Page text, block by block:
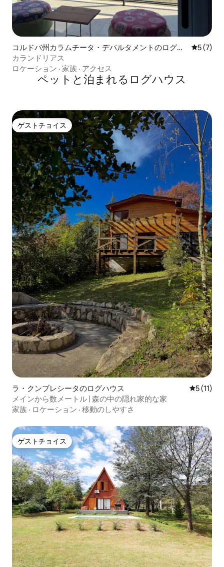
コルドバ州カラムチータ・デパルタメントのログハ
ウス
レビュー
5 (7)
カランドリアス
ロケーション · 家族 · アクセス
ペットと泊まれるログハウス
ゲストチョイス
ゲストチョイス
ラ・クンブレシータのログハウス レビュー
5 (11)
メインから数メートル | 森の中の隠れ家的な家
家族 · ロケーション · 移動のしやすさ
ゲストチョイス
ゲストチョイス